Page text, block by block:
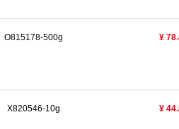
O815178-500g ¥
X820546-10g ¥